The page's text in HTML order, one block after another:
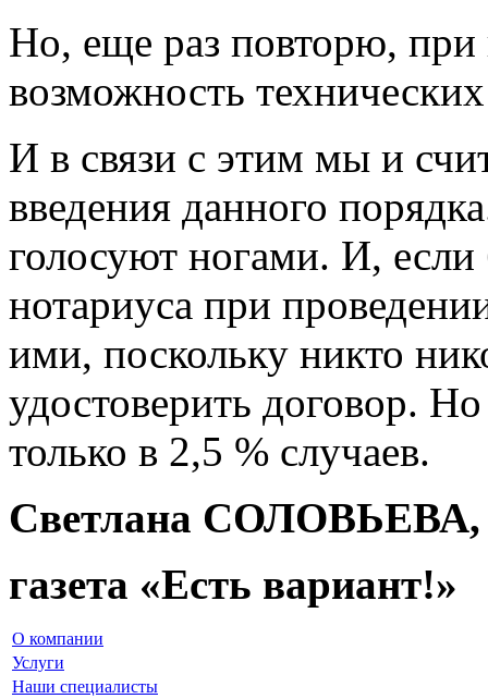
Но, еще раз повторю, при
возможность
И в связи с этим мы и
введения данного
голосуют ногами. И,
нотариуса при
ими, поскольку никто
удостоверить договор.
только в 2,5 % случаев.
Светлана СОЛОВЬЕВА,
газета «Есть вариант!»
О компании
Услуги
Наши специалисты